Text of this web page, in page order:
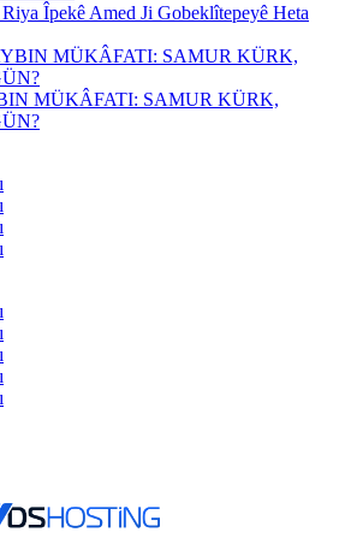
Ji Gobeklîtepeyê Heta
MÜKÂFATI: SAMUR KÜRK,